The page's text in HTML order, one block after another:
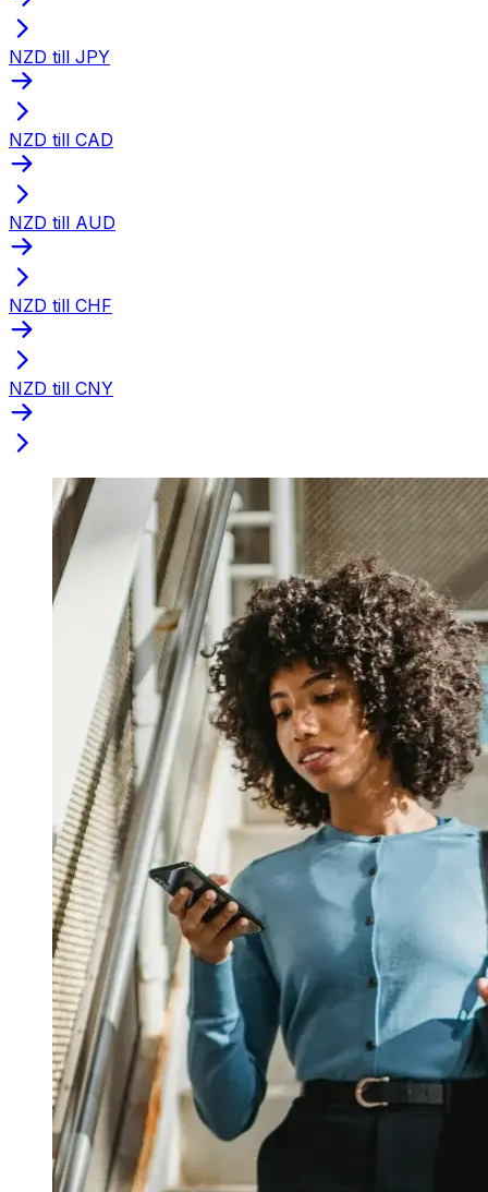
NZD till JPY
NZD till CAD
NZD till AUD
NZD till CHF
NZD till CNY